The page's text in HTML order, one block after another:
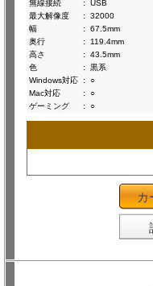
無線接続
:
USB
最大解像度
:
32000
幅
:
67.5mm
奥行
:
119.4mm
高さ
:
43.5mm
色
:
黒系
Windows対応 :
○
Mac対応
:
○
ゲーミング
: ○
カ